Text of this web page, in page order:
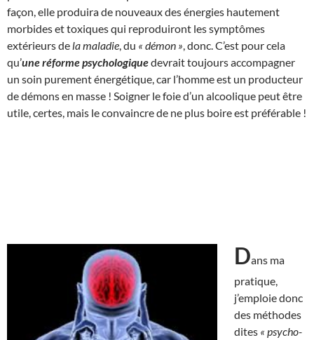
façon, elle produira de nouveaux des énergies hautement
morbides et toxiques qui reproduiront les symptômes
extérieurs de la maladie , du « démon » , donc. C’est pour cela
qu’une réforme psychologiquedevrait toujours accompagner
un soin purement énergétique, car l’homme est un producteur
de démons en masse ! Soigner le foie d’un alcoolique peut être
utile, certes, mais le convaincre de ne plus boire est préférable !
Dans ma
pratique,
j’emploie donc
des méthodes
dites « psycho-